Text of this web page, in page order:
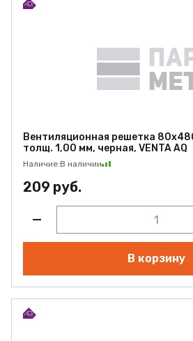
Вентиляционная решетка
толщ. 1,00 мм, черная, VENTA AQ
Наличие:В наличии
209 руб.
В корзину